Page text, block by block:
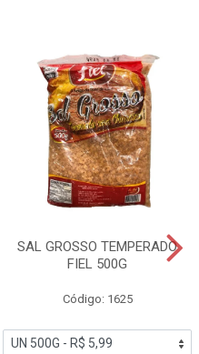
SAL GROSSO TEMPERADO
FIEL 500G
Código: 1625